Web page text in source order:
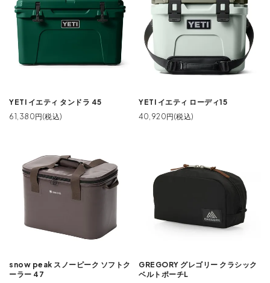
YETI イエティ タンドラ 45
61,380円(税込)
YETI イエティ ローディ15
40,920円(税込)
snow peak スノーピーク ソフトク
ーラー 47
GREGORY グレゴリー クラシック
ベルトポーチL